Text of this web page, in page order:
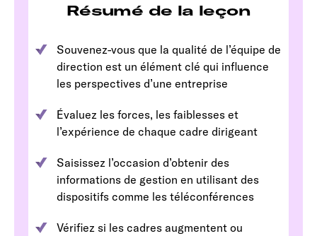
Résumé de la leçon
Souvenez-vous que la qualité de l’équipe de
direction est un élément clé qui influence
les perspectives d’une entreprise
Évaluez les forces, les faiblesses et
l’expérience de chaque cadre dirigeant
Saisissez l’occasion d’obtenir des
informations de gestion en utilisant des
dispositifs comme les téléconférences
Vérifiez si les cadres augmentent ou